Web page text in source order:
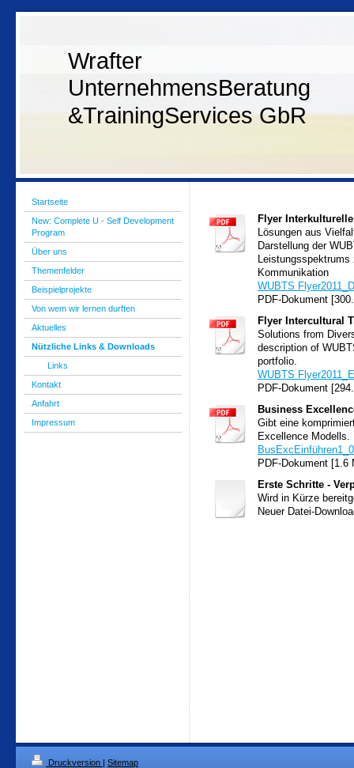
Wrafter
UnternehmensBeratung
&TrainingServices GbR
Startseite
New: Complete U - Self Development
Program
Über uns
Themenfelder
Beispielprojekte
Von wem wir lernen durften
Aktuelles
Nützliche Links & Downloads
Links
Kontakt
Anfahrt
Impressum
Flyer
Lösungen aus
Darstellung der
Kommunikation
WUBTS
PDF-Dokument
Flyer Intercultural
Solutions from
description of
portfolio.
WUBTS
PDF-Dokument
Business
Gibt eine
Excellence Modells.
PDF-Dokument [1.6
Erste Schritte -
Wird in Kürze
Neuer Datei-
Druckversion | Sitemap